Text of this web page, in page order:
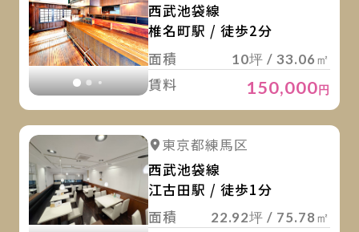
西武池袋線
椎名町駅 / 徒歩2分
面積
10坪 / 33.06㎡
賃料 150,000円
詳細を見る
東京都練馬区
西武池袋線
江古田駅 / 徒歩1分
面積
22.92坪 / 75.78㎡